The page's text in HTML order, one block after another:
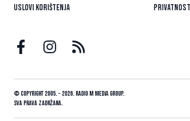
Uslovi korištenja Privatnost
© Copyright 2005. - 2026. Radio M Media Group.
Sva prava zadržana.